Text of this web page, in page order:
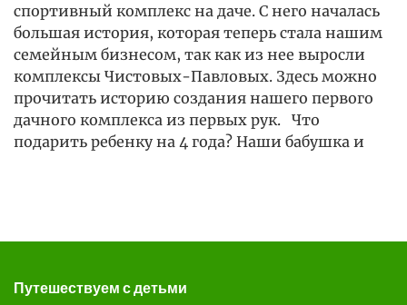
спортивный комплекс на даче. С него началась
большая история, которая теперь стала нашим
семейным бизнесом, так как из нее выросли
комплексы Чистовых-Павловых. Здесь можно
прочитать историю создания нашего первого
дачного комплекса из первых рук. Что
подарить ребенку на 4 года? Наши бабушка и
Путешествуем с детьми